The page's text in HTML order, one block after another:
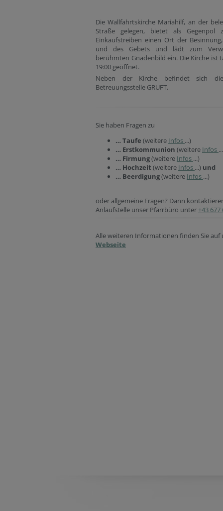
Die Wallfahrtskirche Mariahilf, an der
Straße gelegen, bietet als Gegenpol
Einkaufstreiben einen Ort der
und des Gebets und lädt zum
berühmten Gnadenbild ein. Die Kirche ist
19:00 geöffnet.
Neben der Kirche befindet sich die
Betreuungsstelle GRUFT.
Sie haben Fragen zu
… Taufe (weitere Infos ...)
… Erstkommunion (weitere Infos
… Firmung(weitere Infos ...)
… Hochzeit (weitere Infos ...) und
… Beerdigung(weitere Infos ...)
oder allgemeine Fragen? Dann kontaktieren
Anlaufstelle unser Pfarrbüro unter +43 677
Alle weiteren Informationen finden Sie auf
Webseite